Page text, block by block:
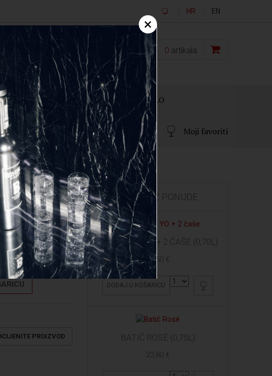
HR EN
0,00 € 0 artikala
POKLON PAKIRANJA OSTALO
Moji favoriti
PROIZVOD
IZDVOJENO IZ PONUDE
ARDBEG 10 YO + 2 ČAŠE (0,70L)
61,50 €
DODAJ U KOŠARICU
BATIČ ROSÉ (0,75L)
22,80 €
×